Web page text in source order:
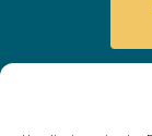
Sportfreunde